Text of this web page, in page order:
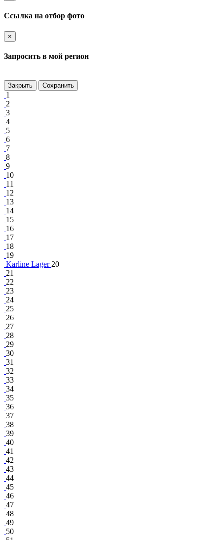
Ссылка на отбор фото
×
Запросить в мой регион
Закрыть Сохранить
1
2
3
4
5
6
7
8
9
10
11
12
13
14
15
16
17
18
19
Karline Lager 20
21
22
23
24
25
26
27
28
29
30
31
32
33
34
35
36
37
38
39
40
41
42
43
44
45
46
47
48
49
50